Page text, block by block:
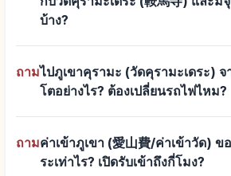
บ้าง?
ถามไปภูเขาคุรามะ (วัดคุรามะเดระ) จ
โตอย่างไร? ต้องเปลี่ยนรถไฟไหม?
ถามค่าเข้าภูเขา (愛山費/ค่าเข้าวัด) ข
ระเท่าไร? เปิดรับเข้าถึงกี่โมง?